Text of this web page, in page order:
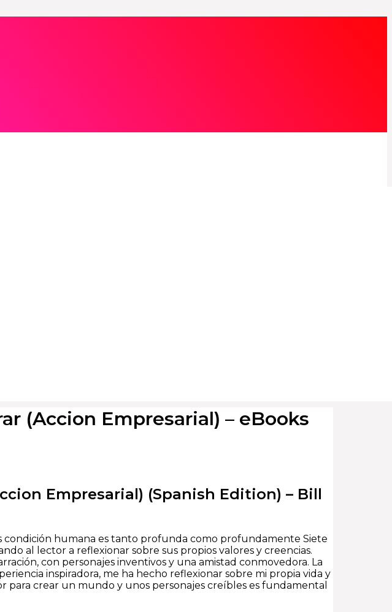
(Accion Empresarial) – eBooks
Empresarial) (Spanish Edition) – Bill
condición humana es tanto profunda como profundamente Siete
al lector a reflexionar sobre sus propios valores y creencias.
con personajes inventivos y una amistad conmovedora. La
inspiradora, me ha hecho reflexionar sobre mi propia vida y
para crear un mundo y unos personajes creíbles es fundamental